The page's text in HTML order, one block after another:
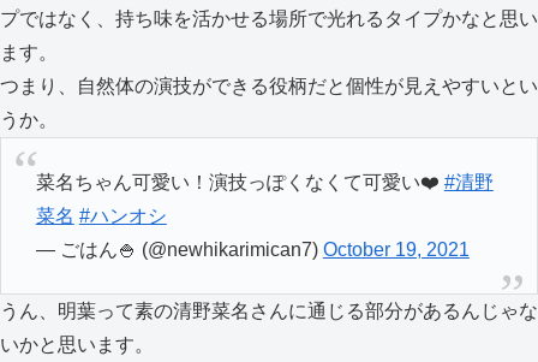
プではなく、持ち味を活かせる場所で光れるタイプかなと思い
ます。
つまり、自然体の演技ができる役柄だと個性が見えやすいとい
うか。
菜名ちゃん可愛い！演技っぽくなくて可愛い❤️ #清野
菜名 #ハンオシ
— ごはん🍚 (@newhikarimican7) October 19, 2021
うん、明葉って素の清野菜名さんに通じる部分があるんじゃな
いかと思います。